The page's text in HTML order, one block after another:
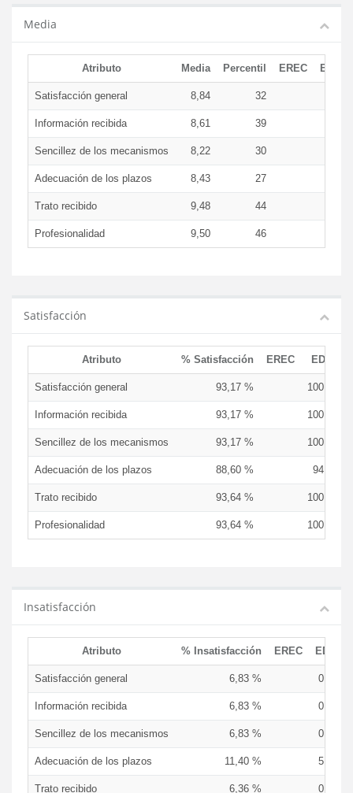
Media
Atributo Media Percentil EREC
Satisfacción general 8,84 32
Información recibida 8,61 39
Sencillez de los mecanismos 8,22 30
Adecuación de los plazos 8,43 27
Trato recibido 9,48 44
Profesionalidad 9,50 46
Satisfacción
Atributo % Satisfacción EREC EDCEN
Satisfacción general 93,17 % 100,00 %
Información recibida 93,17 % 100,00 %
Sencillez de los mecanismos 93,17 % 100,00 %
Adecuación de los plazos 88,60 % 94,12 %
Trato recibido 93,64 % 100,00 %
Profesionalidad 93,64 % 100,00 %
Insatisfacción
Atributo % Insatisfacción EREC EDCEN
Satisfacción general 6,83 % 0,00 %
Información recibida 6,83 % 0,00 %
Sencillez de los mecanismos 6,83 % 0,00 %
Adecuación de los plazos 11,40 % 5,88 %
Trato recibido 6,36 % 0,00 %